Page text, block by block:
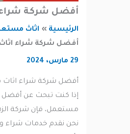
أفضل شركة شراء
الرئيسية
اثاث مستعمل
أفضل شركة شراء اثاث
أفضل شركة شراء اثاث
إذا كنت تبحث عن أفضل
مستعمل، فإن شركة الزهور
نحن نقدم خدمات شراء وبيع